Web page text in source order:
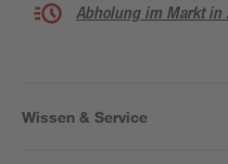
Abholung im Markt in
Wissen & Service